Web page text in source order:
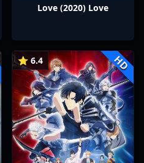
Love (2020) Love
⭐ 6.4 HD